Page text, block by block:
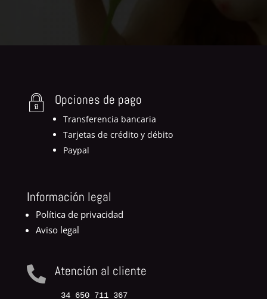
Opciones de pago
Transferencia bancaria
Tarjetas de crédito y débito
Paypal
Información legal
Política de privacidad
Aviso legal
 Atención al cliente
34 650 711 367